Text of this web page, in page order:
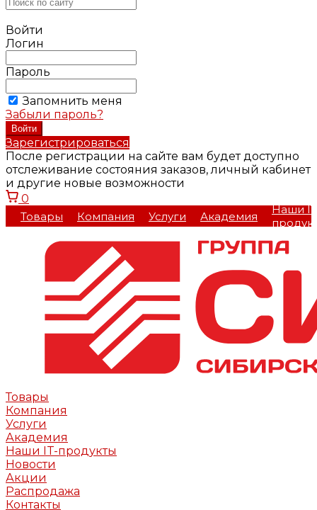
Войти
Логин
Пароль
Запомнить меня
Забыли пароль?
Зарегистрироваться
После регистрации на сайте вам будет доступно
отслеживание состояния заказов, личный кабинет
и другие новые возможности
0
Товары
Компания Услуги Академия
Наши
Товары
Компания
Услуги
Академия
Наши IT-продукты
Новости
Акции
Распродажа
Контакты